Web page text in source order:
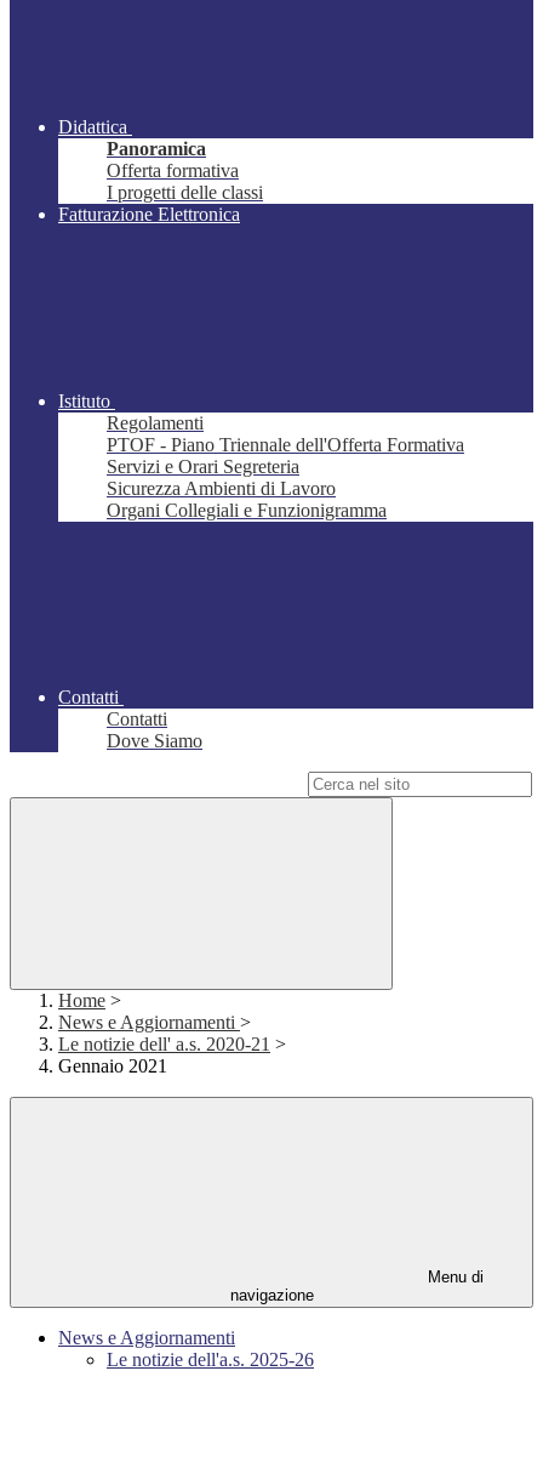
Didattica
Panoramica
Offerta formativa
I progetti delle classi
Fatturazione Elettronica
Istituto
Regolamenti
PTOF - Piano Triennale dell'Offerta Formativa
Servizi e Orari Segreteria
Sicurezza Ambienti di Lavoro
Organi Collegiali e Funzionigramma
Contatti
Contatti
Dove Siamo
Home >
News e Aggiornamenti >
Le notizie dell' a.s. 2020-21 >
Gennaio 2021
Menu di
navigazione
News e Aggiornamenti
Le notizie dell'a.s. 2025-26